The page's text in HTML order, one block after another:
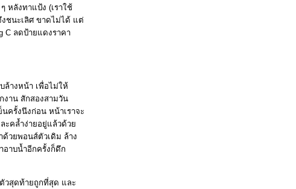
หลังทาแป้ง (เราใช้
ชนะเลิศ ขาดไม่ได้ แต่
C ลดป้ายแดงราคา
างหน้า เพื่อไม่ให้
งาน สักสองสามวัน
ครั้งนึงก่อน หน้าเราจะ
ละคล้ำง่ายอยู่แล้วด้ว
ด้วยพอนส์ตัวเดิม ล้าง
อาบน้ำอีกครั้งก็ดึก
วสุดท้ายถูกที่สุด และ